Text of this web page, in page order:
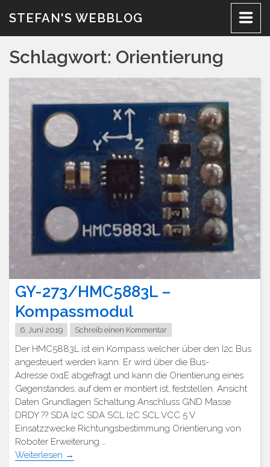
InhaltSTEFAN'S WEBBLOG
Schlagwort: Orientierung
GY-273/HMC5883L –
Kompassmodul
6. Juni 2019 Schreib einen Kommentar
Der HMC5883L ist ein Kompass welcher über den I2c Bus
angesteuert werden kann. Er wird über die Bus-
Adresse 0x1E abgefragt und kann die Orientierung eines
Gegenstandes, auf dem er montiert ist, feststellen. Ansicht
Daten Grundlagen Schaltung Anschluss GND Masse
DRDY ?? SDA I2C SDA SCL I2C SCL VCC 5 V
Einsatzzwecke Richtungsbestimmung Orientierung von
Roboter Erweiterung …
Weiterlesen →